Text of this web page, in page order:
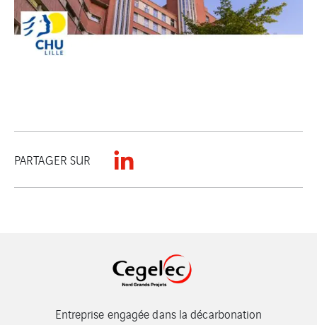
PARTAGER SUR
Entreprise engagée dans la décarbonation